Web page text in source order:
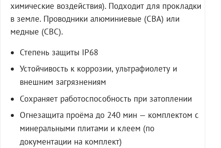
химические воздействия). Подходит для прокладки
в земле. Проводники алюминиевые (СВА) или
медные (СВС).
Степень защиты IP68
Устойчивость к коррозии, ультрафиолету и
внешним загрязнениям
Сохраняет работоспособность при затоплении
Огнезащита проёма до 240 мин — комплектом с
минеральными плитами и клеем (по
документации на комплект)